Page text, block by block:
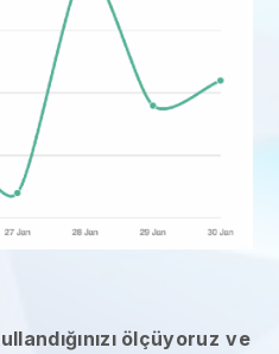
ölçüyoruz ve